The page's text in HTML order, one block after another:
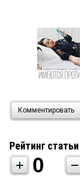
Комментировать
Рейтинг статьи
0